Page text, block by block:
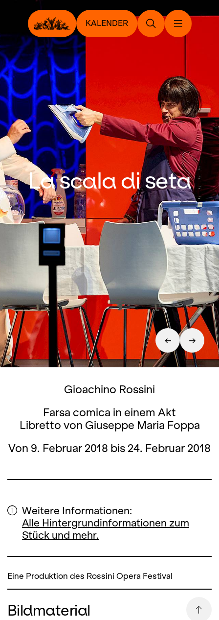
KALENDER
La scala di seta
Gioachino Rossini
Farsa comica in einem Akt
Libretto von Giuseppe Maria Foppa
Von 9. Februar 2018 bis 24. Februar 2018
Weitere Informationen:
Alle Hintergrundinformationen zum
Stück und mehr.
Eine Produktion des Rossini Opera Festival
Bildmaterial